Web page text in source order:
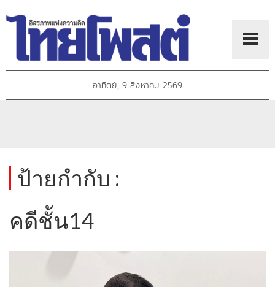
อาทิตย์, 9 สิงหาคม 2569
ป้ายกำกับ :
คดีชั้น14